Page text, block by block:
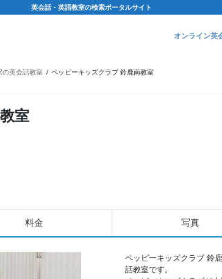
英会話・英語教室の検索ポータルサイト
オンライン英
の英会話教室 ペッピーキッズクラブ 鈴鹿南教室
室
料金 写真
ペッピーキッズクラブ 鈴
話教室です。